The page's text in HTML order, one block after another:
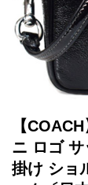
【
ニ ロゴ
掛け ショ